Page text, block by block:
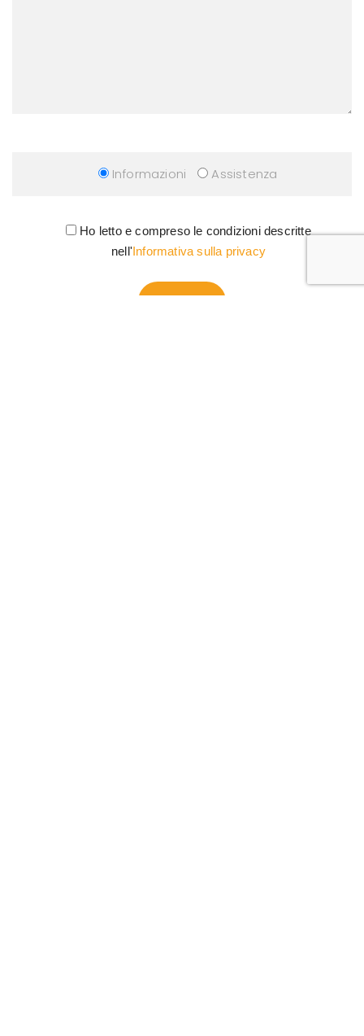
Informazioni Assistenza
Ho letto e compreso le condizioni descritte
nell'Informativa sulla privacy